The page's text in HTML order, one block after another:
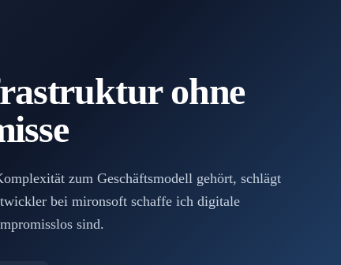
ohne
zum Geschäftsmodell gehört, schlägt
bei mironsoft schaffe ich digitale
sind.